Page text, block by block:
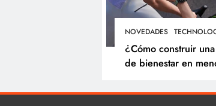
NOVEDADES
¿Cómo construir
de bienestar en
puedes incorporar a